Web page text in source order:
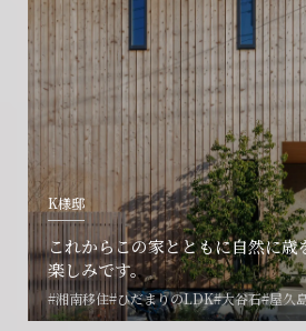
K様邸
これからこの家とともに自然に歳
楽しみです。
#湘南移住#ひだまりのLDK#大谷石#屋久